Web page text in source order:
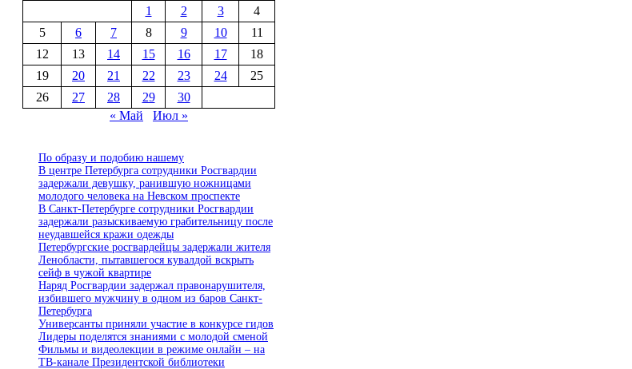
1
2 3
4
5
6 7 8 9 10
11
12
13 14 15 16 17
18
19
20 21 22 23 24
25
26
27 28 29
30
« Май
Июл »
По образу и подобию нашему
В центре Петербурга сотрудники Росгвардии
задержали девушку, ранившую ножницами
молодого человека на Невском проспекте
В Санкт-Петербурге сотрудники Росгвардии
задержали разыскиваемую грабительницу после
неудавшейся кражи одежды
Петербургские росгвардейцы задержали жителя
Ленобласти, пытавшегося кувалдой вскрыть
сейф в чужой квартире
Наряд Росгвардии задержал правонарушителя,
избившего мужчину в одном из баров Санкт-
Петербурга
Универсанты приняли участие в конкурсе гидов
Лидеры поделятся знаниями с молодой сменой
Фильмы и видеолекции в режиме онлайн – на
ТВ-канале Президентской библиотеки